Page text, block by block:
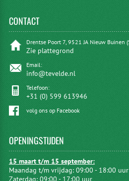
CONTACT
Drentse Poort 7, 9521 JA Nieuw Buinen
Zie plattegrond
Email:
info@tevelde.nl
Telefoon:
+31 (0) 599 613946
volg ons op Facebook
OPENINGSTIJDEN
15 maart t/m 15 september:
Maandag t/m vrijdag: 09:00 - 18:00 uur
Zaterdag: 09:00 - 17:00 uur